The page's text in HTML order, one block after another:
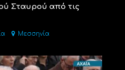
Σταυρού από τις
Μεσσηνία